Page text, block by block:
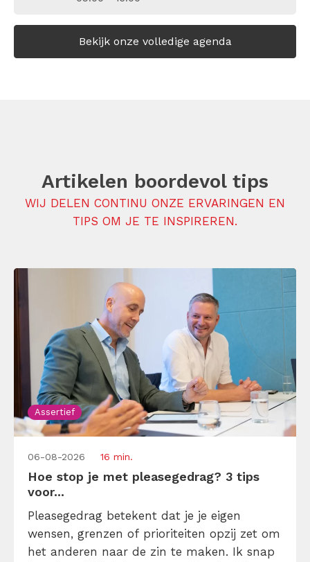
Bekijk onze volledige agenda
Artikelen boordevol tips
WIJ DELEN CONTINU ONZE ERVARINGEN EN
TIPS OM JE TE INSPIREREN.
Assertief
06-08-2026 16 min.
Hoe stop je met pleasegedrag? 3 tips
voor...
Pleasegedrag betekent dat je je eigen
wensen, grenzen of prioriteiten opzij zet om
het anderen naar de zin te maken. Ik snap